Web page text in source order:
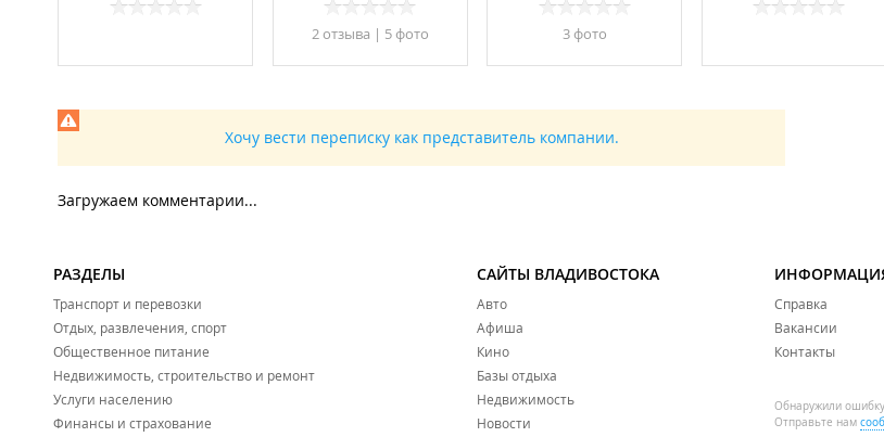
2 отзывa | 5 фото 3 фото
Хочу вести переписку как представитель компании.
Загружаем комментарии...
РАЗДЕЛЫ
Транспорт и перевозки
Отдых, развлечения, спорт
Общественное питание
Недвижимость, строительство и ремонт
Услуги населению
Финансы и страхование
САЙТЫ ВЛАДИВОСТОКА
Авто
Афиша
Кино
Базы отдыха
Недвижимость
Новости
Справка
Вакансии
Контакты
Обнаружили
Отправьте нам